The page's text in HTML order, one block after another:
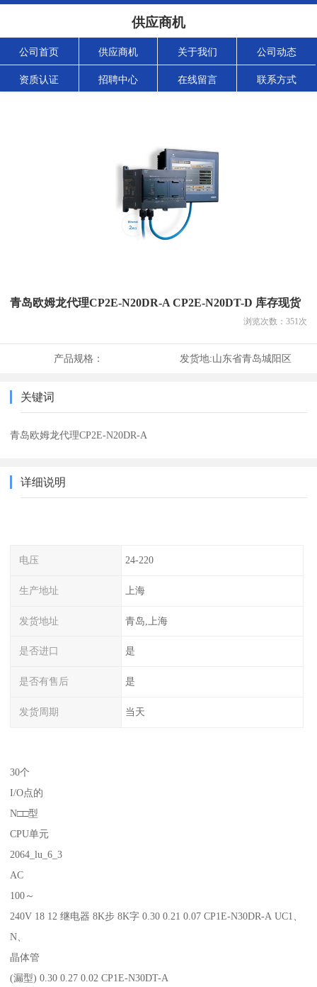
供应商机
公司首页 供应商机 关于我们 公司动态
资质认证 招聘中心 在线留言 联系方式
青岛欧姆龙代理CP2E-N20DR-A CP2E-N20DT-D 库存现货
浏览次数： 351次
产品规格： 发货地:山东省青岛城阳区
关键词
青岛欧姆龙代理CP2E-N20DR-A
详细说明
电压 24-220
生产地址 上海
发货地址 青岛,上海
是否进口 是
是否有售后 是
发货周期 当天
30个
I/O点的
N□□型
CPU单元
2064_lu_6_3
AC
100～
240V 18 12 继电器 8K步 8K字 0.30 0.21 0.07 CP1E-N30DR-A UC1、
N、
晶体管
(漏型) 0.30 0.27 0.02 CP1E-N30DT-A